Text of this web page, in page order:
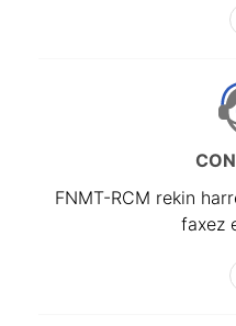
FNMT-RCM rekin
faxez